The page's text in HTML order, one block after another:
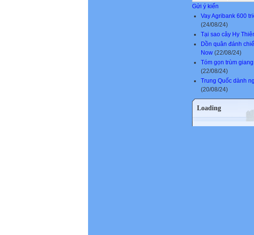
Gửi ý kiến
Vay Agribank 600
(24/08/24)
Tại sao cây Hy
Dồn quân đánh
Now (22/08/24)
Tóm gọn trùm
(22/08/24)
Trung Quốc dành
(20/08/24)
Loading